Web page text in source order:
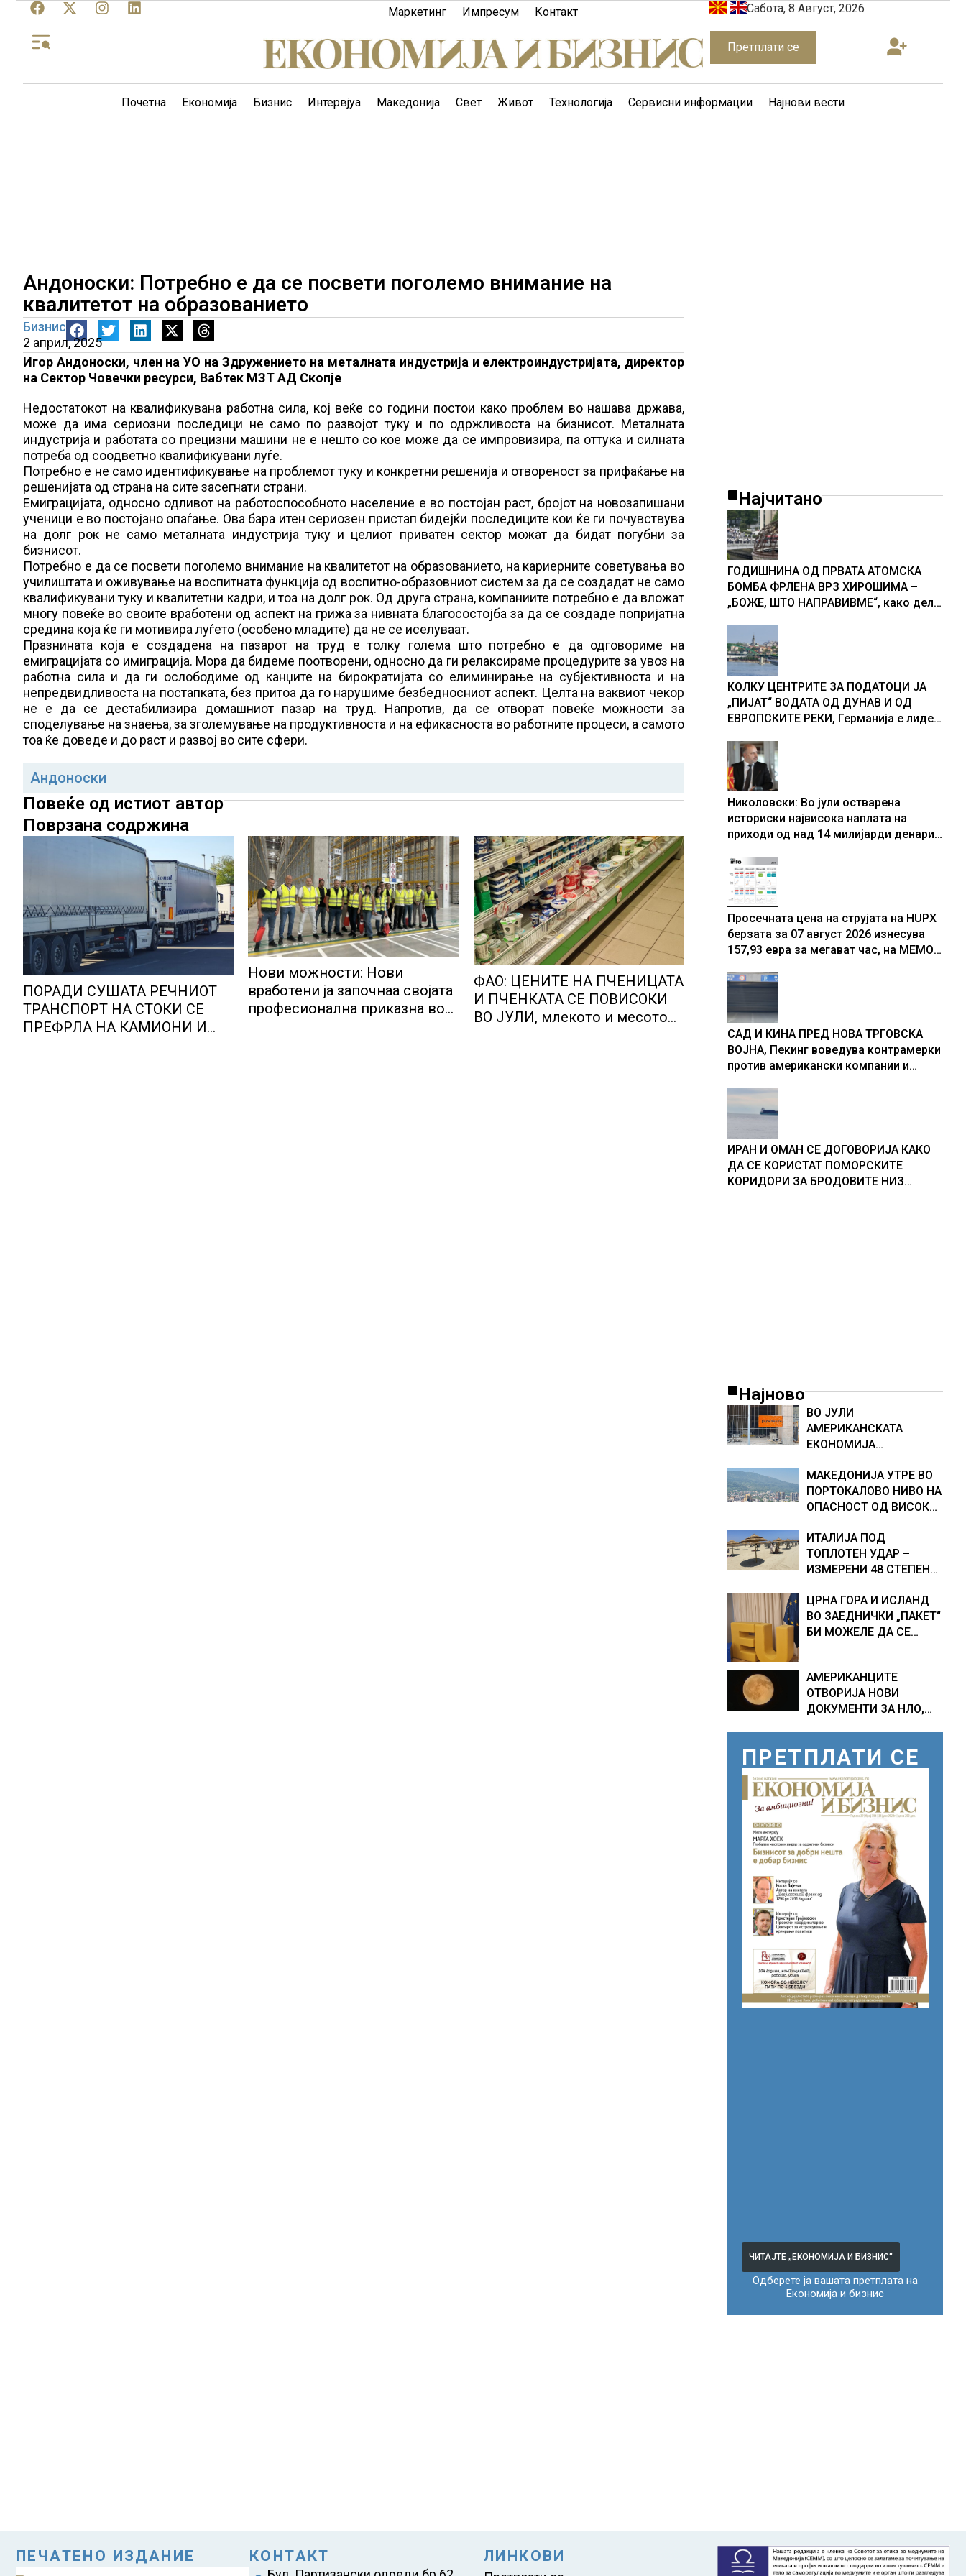
Маркетинг Импресум Контакт Сабота, 8 Август, 2026
Претплати се
Почетна Економија Бизнис Интервјуа Македонија Свет Живот Технологија Сервисни информации Најнови вести
Андоноски: Потребно е да се посвети поголемо внимание на
квалитетот на образованието
Бизнис
2 април, 2025
Игор Андоноски, член на УО на Здружението на металната индустрија и електроиндустријата, директор
на Сектор Човечки ресурси, Вабтек МЗТ АД Скопје
Недостатокот на квалификувана работна сила, кој веќе со години постои како проблем во нашава држава,
може да има сериозни последици не само по развојот туку и по одржливоста на бизнисот. Металната
индустрија и работата со прецизни машини не е нешто со кое може да се импровизира, па оттука и силната
потреба од соодветно квалификувани луѓе.
Потребно е не само идентификување на проблемот туку и конкретни решенија и отвореност за прифаќање на
решенијата од страна на сите засегнати страни.
Емиграцијата, односно одливот на работоспособното население е во постојан раст, бројот на новозапишани
ученици е во постојано опаѓање. Ова бара итен сериозен пристап бидејќи последиците кои ќе ги почувствува
на долг рок не само металната индустрија туку и целиот приватен сектор можат да бидат погубни за
бизнисот.
Потребно е да се посвети поголемо внимание на квалитетот на образованието, на кариерните советувања во
училиштата и оживување на воспитната функција од воспитно-образовниот систем за да се создадат не само
квалификувани туку и квалитетни кадри, и тоа на долг рок. Од друга страна, компаниите потребно е да вложат
многу повеќе во своите вработени од аспект на грижа за нивната благосостојба за да се создаде попријатна
средина која ќе ги мотивира луѓето (особено младите) да не се иселуваат.
Празнината која е создадена на пазарот на труд е толку голема што потребно е да одговориме на
емиграцијата со имиграција. Мора да бидеме поотворени, односно да ги релаксираме процедурите за увоз на
работна сила и да ги ослободиме од канџите на бирократијата со елиминирање на субјективноста и на
непредвидливоста на постапката, без притоа да го нарушиме безбедносниот аспект. Целта на ваквиот чекор
не е да се дестабилизира домашниот пазар на труд. Напротив, да се отворат повеќе можности за
споделување на знаења, за зголемување на продуктивноста и на ефикасноста во работните процеси, а самото
тоа ќе доведе и до раст и развој во сите сфери.
Андоноски
Повеќе од истиот автор
Поврзана содржина
ПОРАДИ СУШАТА РЕЧНИОТ
ТРАНСПОРТ НА СТОКИ СЕ
ПРЕФРЛА НА КАМИОНИ И
Нови можности: Нови
вработени ја започнаа својата
професионална приказна во
ФАО: ЦЕНИТЕ НА ПЧЕНИЦАТА
И ПЧЕНКАТА СЕ ПОВИСОКИ
ВО ЈУЛИ, млекото и месото
Најчитано
ГОДИШНИНА ОД ПРВАТА АТОМСКА
БОМБА ФРЛЕНА ВРЗ ХИРОШИМА –
„БОЖЕ, ШТО НАПРАВИВМЕ“, како дел
учесниците во бомбардирањето го
доживуваа овој настан што го
промени текот на историјата
КОЛКУ ЦЕНТРИТЕ ЗА ПОДАТОЦИ ЈА
„ПИЈАТ“ ВОДАТА ОД ДУНАВ И ОД
ЕВРОПСКИТЕ РЕКИ, Германија е лидер
центри за податоци
Николовски: Во јули остварена
историски највисока наплата на
приходи од над 14 милијарди денари
резултати
Просечната цена на струјата на HUPX
берзата за 07 август 2026 изнесува
157,93 евра за мегават час, на МЕМО
САД И КИНА ПРЕД НОВА ТРГОВСКА
ВОЈНА, Пекинг воведува контрамерки
против американски компании и
ИРАН И ОМАН СЕ ДОГОВОРИЈА КАКО
ДА СЕ КОРИСТАТ ПОМОРСКИТЕ
КОРИДОРИ ЗА БРОДОВИТЕ НИЗ
Најново
ВО ЈУЛИ
АМЕРИКАНСКАТА
ЕКОНОМИЈА
23.000 РАБОТНИ МЕСТА
МАКЕДОНИЈА УТРЕ ВО
ПОРТОКАЛОВО НИВО НА
ОПАСНОСТ ОД ВИСОКИ
ИТАЛИЈА ПОД
ТОПЛОТЕН УДАР –
ИЗМЕРЕНИ 48 СТЕПЕНИ,
НАЈАВИЈА НОВИ
ПРОГНОЗИ ЗА
СРЕДИНАТА НА АВГУСТ
ЦРНА ГОРА И ИСЛАНД
ВО ЗАЕДНИЧКИ „ПАКЕТ“
БИ МОЖЕЛЕ ДА СЕ
АМЕРИКАНЦИТЕ
ОТВОРИЈА НОВИ
ДОКУМЕНТИ ЗА НЛО,
снимки за „Големи
темни триаголници со
светла“
ПРЕТПЛАТИ СЕ
ЧИТАЈТЕ „ЕКОНОМИЈА И БИЗНИС“
Одберете ја вашата претплата на
Економија и бизнис
ПЕЧАТЕНО ИЗДАНИЕ КОНТАКТ ЛИНКОВИ